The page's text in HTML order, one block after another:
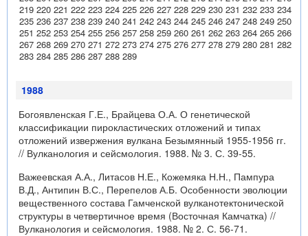
219 220 221 222 223 224 225 226 227 228 229 230 231 232 233 234
235 236 237 238 239 240 241 242 243 244 245 246 247 248 249 250
251 252 253 254 255 256 257 258 259 260 261 262 263 264 265 266
267 268 269 270 271 272 273 274 275 276 277 278 279 280 281 282
283 284 285 286 287 288 289
1988
Богоявленская Г.Е., Брайцева О.А. О генетической
классификации пирокластических отложений и типах
отложений извержения вулкана Безымянный 1955-1956 гг.
// Вулканология и сейсмология. 1988. № 3. С. 39-55.
Важеевская А.А., Литасов Н.Е., Кожемяка Н.Н., Пампура
В.Д., Антипин В.С., Перепелов А.Б. Особенности эволюции
вещественного состава Гамченской вулканотектонической
структуры в четвертичное время (Восточная Камчатка) //
Вулканология и сейсмология. 1988. № 2. С. 56-71.